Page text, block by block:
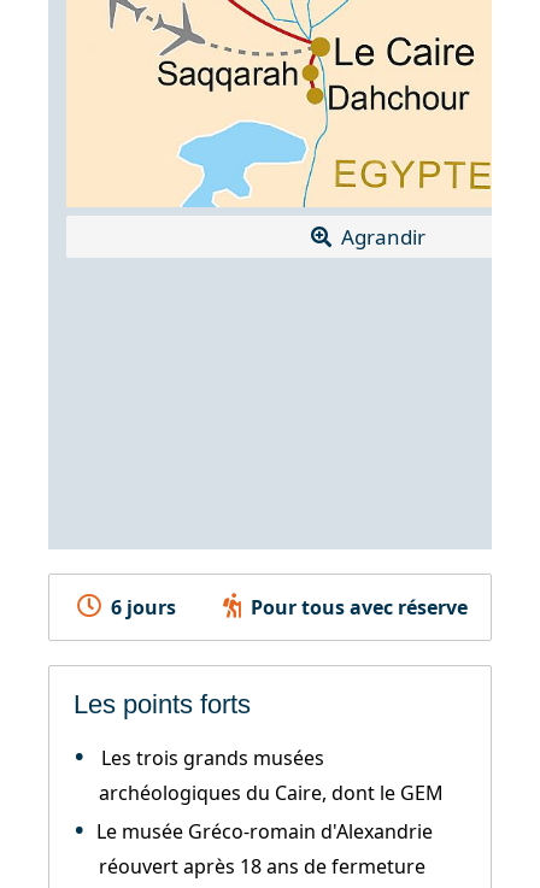
Agrandir
6 jours Pour tous avec réserve
Les points forts
Les trois grands musées
archéologiques du Caire, dont le GEM
Le musée Gréco-romain d'Alexandrie
réouvert après 18 ans de fermeture